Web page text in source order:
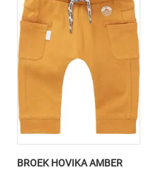
BROEK HOVIKA AMBER